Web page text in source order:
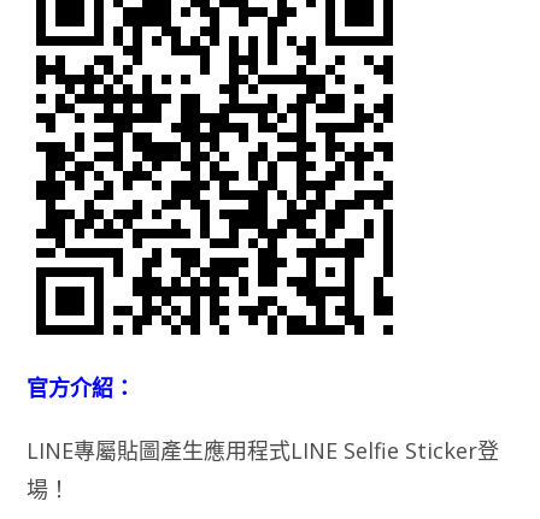
官方介紹：
LINE專屬貼圖產生應用程式LINE Selfie Sticker登
場！